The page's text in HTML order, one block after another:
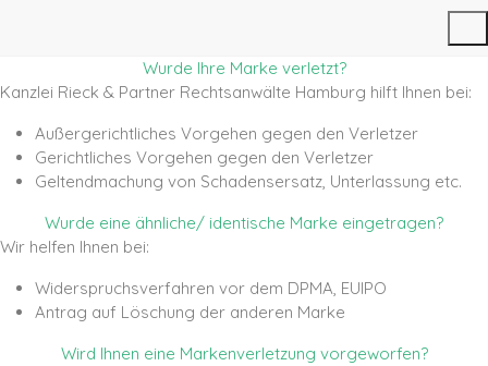
Wurde Ihre Marke verletzt?
Kanzlei Rieck & Partner Rechtsanwälte Hamburg hilft Ihnen bei:
Außergerichtliches Vorgehen gegen den Verletzer
Gerichtliches Vorgehen gegen den Verletzer
Geltendmachung von Schadensersatz, Unterlassung etc.
Wurde eine ähnliche/ identische Marke eingetragen?
Wir helfen Ihnen bei:
Widerspruchsverfahren vor dem DPMA, EUIPO
Antrag auf Löschung der anderen Marke
Wird Ihnen eine Markenverletzung vorgeworfen?